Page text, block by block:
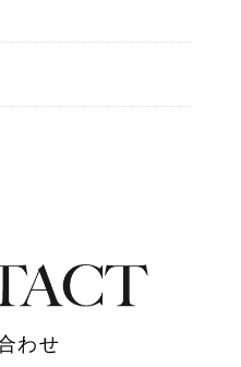
わせ